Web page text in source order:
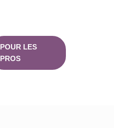
POUR LES
PROS